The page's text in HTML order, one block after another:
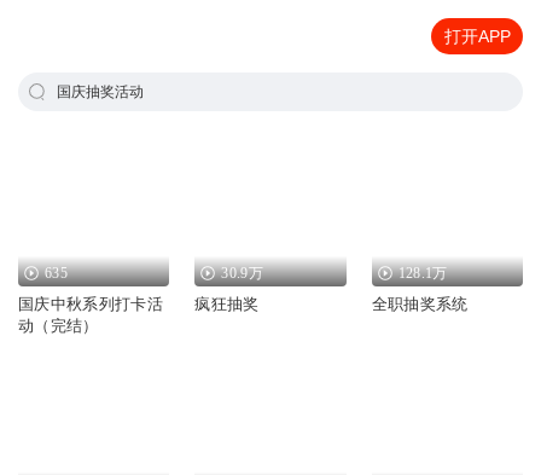
打开APP
国庆抽奖活动
635
国庆中秋系列打卡活
动（完结）
30.9万
疯狂抽奖
128.1万
全职抽奖系统